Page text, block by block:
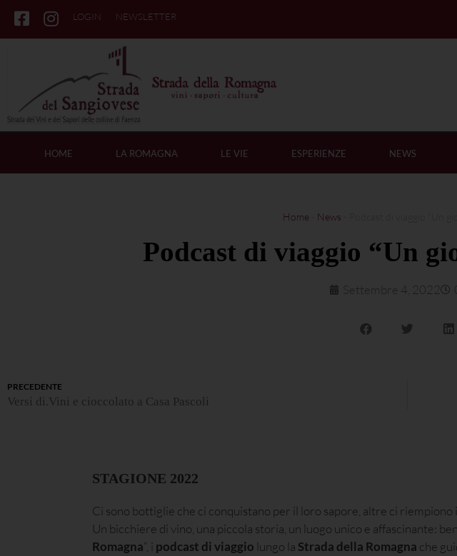
LOGIN NEWSLETTER
HOME LA ROMAGNA LE VIE ESPERIENZE NEWS
Home News
Podcast di viaggio “Un
Settembre 4, 2022
PRECEDENTE
Versi di.Vini e cioccolato a Casa Pascoli
STAGIONE 2022
Ci sono bottiglie che ci conquistano per il loro sapore, altre ci
Un bicchiere di vino, una piccola storia, un luogo unico e affascinante:
Romagna“, i podcast di viaggio lungo la Strada della Romagna che